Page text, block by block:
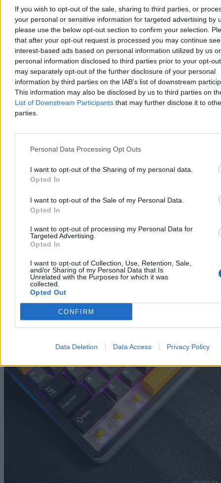
If you wish to opt-out of the sale, sharing to third parties, or
your personal or sensitive information for targeted advertising by
please use the below opt-out section to confirm your selection.
that after your opt-out request is processed you may continue
interest-based ads based on personal information utilized by us or
personal information disclosed to third parties prior to your opt-
may separately opt-out of the further disclosure of your personal
information by third parties on the IAB’s list of downstream
This information may also be disclosed by us to third parties on
List of Downstream Participants that may further disclose it to
parties.
Personal Data Processing Opt Outs
I want to opt-out of the Sharing of my personal data.
Opted In
I want to opt-out of the Sale of my Personal Data.
Opted In
I want to opt-out of processing my Personal Data for
Targeted Advertising.
Opted In
I want to opt-out of Collection, Use, Retention, Sale,
and/or Sharing of my Personal Data that Is
Unrelated with the Purposes for which it was
collected.
Opted Out
CONFIRM
Data Deletion Data Access Privacy Policy
Marvo Titan Wireless RGB (fot. Arkadiusz Dziermański / Zero.pl)
Przełączniki są liniowe, więc nie mamy tu wyczuwalnego
punktu aktywacji.Opór na całej długości wciśnięcia wydaje się
taki sam, a na końcu drogi słyszymy wyraźnie kliknięcie. Co
dobrze sprawdza się w grach, szczególnie dynamicznych, gdzie
nie zastanawiamy się nad tym, jak i czy wcisnęliśmy przycisk, a
zwyczajnie go wciskamy. Gracze docenią też obecność technologii
Anti-Ghosting oraz N-key Rollover.
Marvo Titan Wireless RGB (fot. Arkadiusz Dziermański / Zero.pl)
Przyciski sąstabilne, nie bujają się na boki, a wszystkie dłuższe
klawisze są dodatkowo stabilizowane, więc wciskają się pewnie
na całej długości. Bez względu na to, w którym miejscu wciśniemy